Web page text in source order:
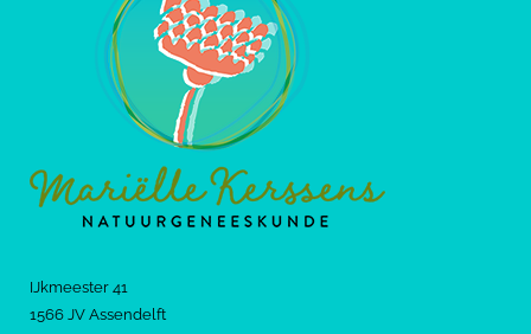
IJkmeester 41
1566 JV Assendelft